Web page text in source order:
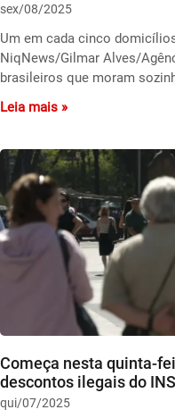
sex/08/2025
Um em cada cinco
NiqNews/Gilmar Alves/
brasileiros que moram
Leia mais »
Começa nesta quinta-
descontos ilegais do
qui/07/2025